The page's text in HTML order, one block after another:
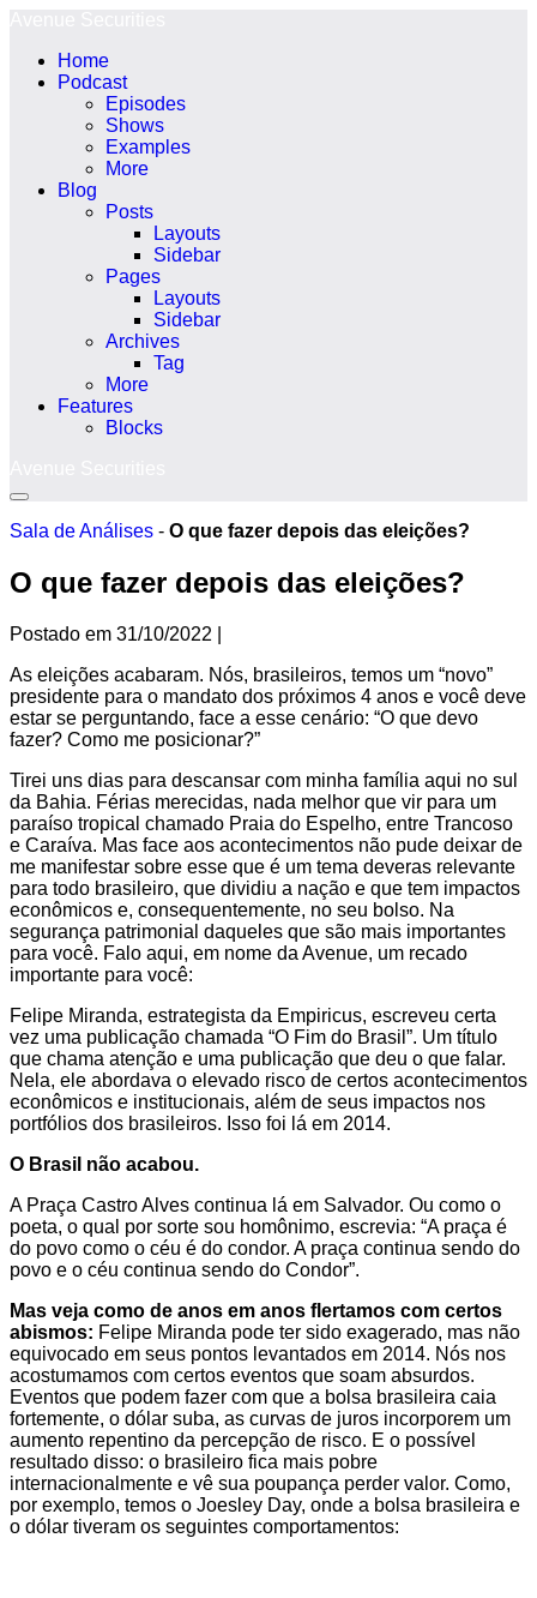
conteúdo
Home
Podcast
Episodes
Shows
Examples
More
Blog
Posts
Layouts
Sidebar
Pages
Layouts
Sidebar
Archives
Tag
More
Features
Blocks
Alternância
menu
Sala de Análises - O que fazer depois das eleições?
O que fazer depois das eleições?
Postado em 31/10/2022
As eleições acabaram. Nós, brasileiros, temos um “novo”
presidente para o mandato dos próximos 4 anos e você deve
estar se perguntando, face a esse cenário: “O que devo
fazer? Como me posicionar?”
Tirei uns dias para descansar com minha família aqui no sul
da Bahia. Férias merecidas, nada melhor que vir para um
paraíso tropical chamado Praia do Espelho, entre Trancoso
e Caraíva. Mas face aos acontecimentos não pude deixar de
me manifestar sobre esse que é um tema deveras relevante
para todo brasileiro, que dividiu a nação e que tem impactos
econômicos e, consequentemente, no seu bolso. Na
segurança patrimonial daqueles que são mais importantes
para você. Falo aqui, em nome da Avenue, um recado
importante para você:
Felipe Miranda, estrategista da Empiricus, escreveu certa
vez uma publicação chamada “O Fim do Brasil”. Um título
que chama atenção e uma publicação que deu o que falar.
Nela, ele abordava o elevado risco de certos acontecimentos
econômicos e institucionais, além de seus impactos nos
portfólios dos brasileiros. Isso foi lá em 2014.
O Brasil não acabou.
A Praça Castro Alves continua lá em Salvador. Ou como o
poeta, o qual por sorte sou homônimo, escrevia: “A praça é
do povo como o céu é do condor. A praça continua sendo do
povo e o céu continua sendo do Condor”.
Mas veja como de anos em anos flertamos com certos
abismos: Felipe Miranda pode ter sido exagerado, mas não
equivocado em seus pontos levantados em 2014. Nós nos
acostumamos com certos eventos que soam absurdos.
Eventos que podem fazer com que a bolsa brasileira caia
fortemente, o dólar suba, as curvas de juros incorporem um
aumento repentino da percepção de risco. E o possível
resultado disso: o brasileiro fica mais pobre
internacionalmente e vê sua poupança perder valor. Como,
por exemplo, temos o Joesley Day, onde a bolsa brasileira e
o dólar tiveram os seguintes comportamentos: